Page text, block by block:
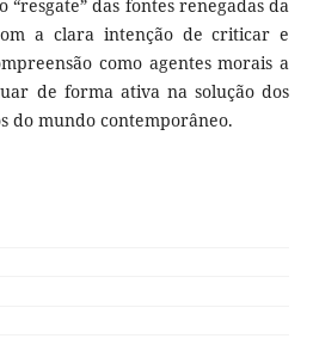
das fontes renegadas da
a clara intenção de criticar e
como agentes morais a
de forma ativa na solução dos
do mundo contemporâneo.